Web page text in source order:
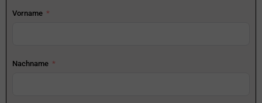
Vorname
Nachname